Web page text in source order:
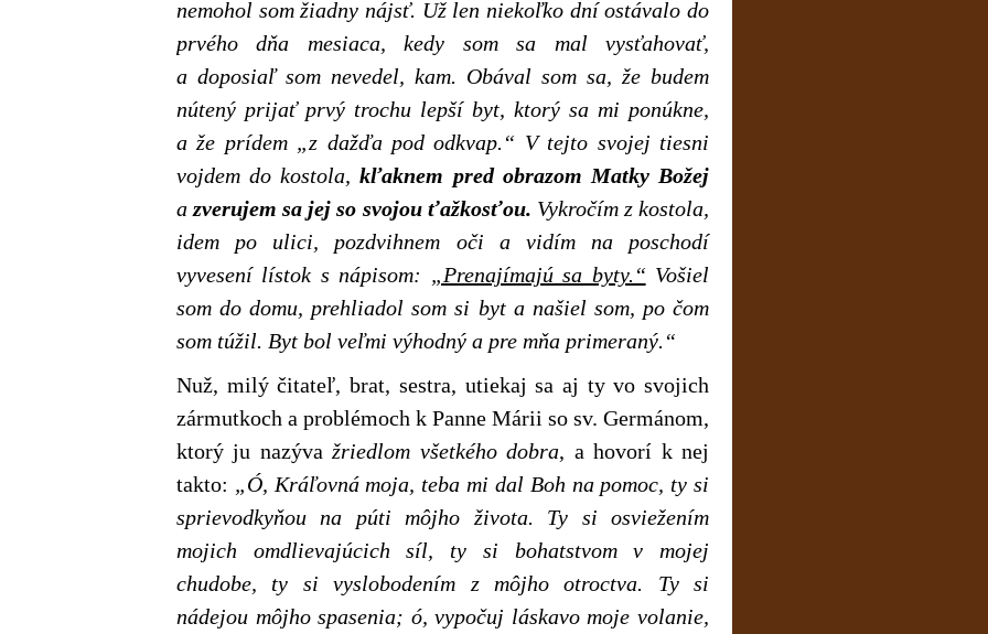
nemohol som žiadny nájsť. Už len niekoľko dní ostávalo do
prvého dňa mesiaca, kedy som sa mal vysťahovať,
a doposiaľ som nevedel, kam. Obával som sa, že budem
nútený prijať prvý trochu lepší byt, ktorý sa mi ponúkne,
a že prídem „z dažďa pod odkvap.“ V tejto svojej tiesni
vojdem do kostola,kľaknem pred obrazom Matky Božej
azverujem sa jej so svojou ťažkosťou. Vykročím z kostola,
idem po ulici, pozdvihnem oči a vidím na poschodí
vyvesení lístok s nápisom: „Prenajímajú sa byty.“ Vošiel
som do domu, prehliadol som si byt a našiel som, po čom
som túžil. Byt bol veľmi výhodný a pre mňa primeraný.“
Nuž, milý čitateľ, brat, sestra, utiekaj sa aj ty vo svojich
zármutkoch a problémoch k Panne Márii so sv. Germánom,
ktorý ju nazývažriedlom všetkého dobra, a hovorí k nej
takto: „Ó, Kráľovná moja, teba mi dal Boh na pomoc, ty si
sprievodkyňou na púti môjho života. Ty si osviežením
mojich omdlievajúcich síl, ty si bohatstvom v mojej
chudobe, ty si vyslobodením z môjho otroctva. Ty si
nádejou môjho spasenia; ó, vypočuj láskavo moje volanie,